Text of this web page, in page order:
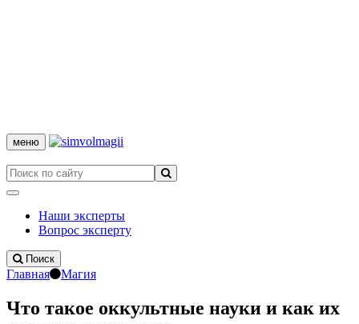
меню
Наши эксперты
Вопрос эксперту
Поиск
Главная Магия
Что такое оккультные науки и как их